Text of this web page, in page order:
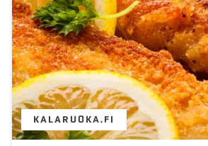
KALARUOKA.FI